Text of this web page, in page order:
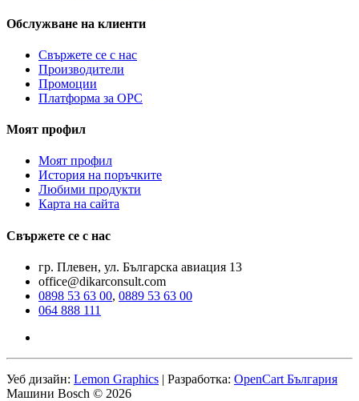
Обслужване на клиенти
Свържете се с нас
Производители
Промоции
Платформа за ОРС
Моят профил
Моят профил
История на поръчките
Любими продукти
Карта на сайта
Свържете се с нас
гр. Плевен, ул. Българска авиация 13
office@dikarconsult.com
0898 53 63 00, 0889 53 63 00
064 888 111
Уеб дизайн: Lemon Graphics | Разработка: OpenCart България
Машини Bosch © 2026